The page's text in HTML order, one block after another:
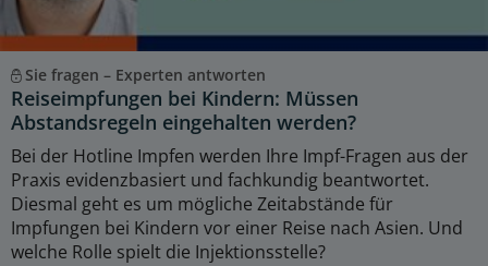
Sie fragen – Experten antworten
Reiseimpfungen bei Kindern: Müssen
Abstandsregeln eingehalten werden?
Bei der Hotline Impfen werden Ihre Impf-Fragen aus der
Praxis evidenzbasiert und fachkundig beantwortet.
Diesmal geht es um mögliche Zeitabstände für
Impfungen bei Kindern vor einer Reise nach Asien. Und
welche Rolle spielt die Injektionsstelle?